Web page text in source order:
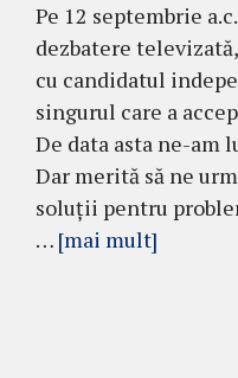
Pe 12 septembrie
dezbatere
cu candidatul
singurul care a
De data asta ne-am
Dar merită să ne
soluții pentru
… [mai mult]